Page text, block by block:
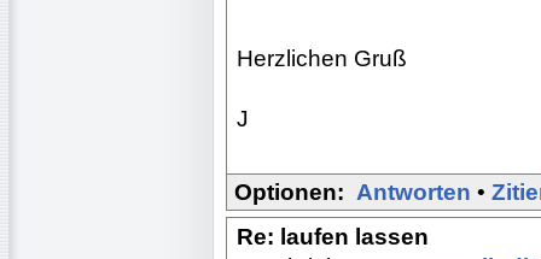
Herzlichen Gruß
J
Optionen: Antworten •
Re: laufen lassen